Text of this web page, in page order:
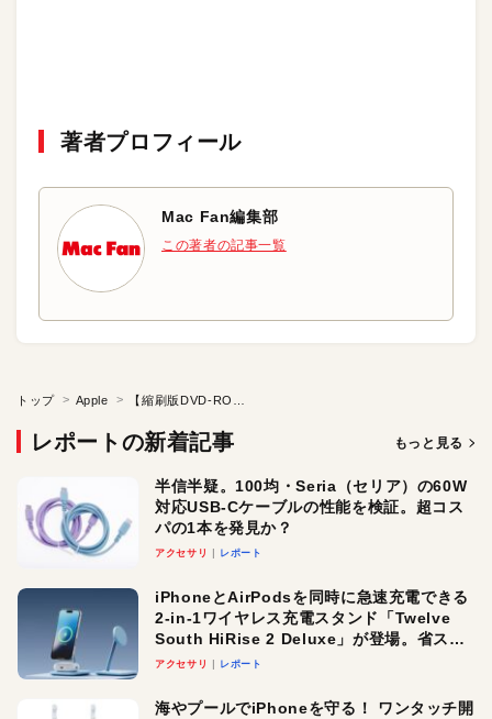
著者プロフィール
Mac Fan編集部
この著者の記事一覧
トップ Apple
レポートの新着記事 もっと見る
半信半疑。100均・Seria（セリア）の60W
対応USB-Cケーブルの性能を検証。超コス
パの1本を発見か？
アクセサリ レポート
iPhoneとAirPodsを同時に急速充電できる
2-in-1ワイヤレス充電スタンド「Twelve
South HiRise 2 Deluxe」が登場。省スペ
ースでおしゃれに充電したい人にオスス
アクセサリ レポート
海やプールでiPhoneを守る！ ワンタッチ開